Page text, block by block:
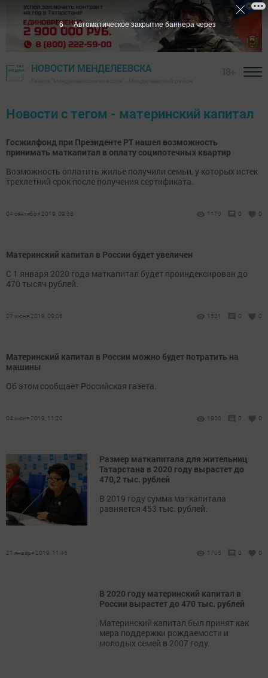
НОВОСТИ МЕНДЕЛЕЕВСКА
Новости с тегом - материнский капитал
Госжилфонд при Президенте РТ нашел возможность
принимать маткапитал в оплату соципотечных квартир
Возможность оплатить жилье получили семьи, у которых истек
трехлетний срок после получения сертификата.
04 сентября 2019, 09:38 1170 0 0
Материнский капитал в России будет увеличен
С 1 января 2020 года маткапитал будет проиндексирован до
470 тысяч рублей.
07 июня 2019, 09:06 1531 0 0
Материнский капитал в России можно будет потратить на
машины
Об этом сообщает Российская газета.
04 июня 2019, 11:20 1900 0 0
Размер маткапитала для жительниц
Татарстана в 2020 году вырастет до
470,2 тыс. рублей
В 2019 году сумма маткапитала
равняется 453 тыс. рублей.
21 января 2019, 11:46 1705 0 0
В 2020 году материнский капитал в
России вырастет до 470 тыс. рублей
Материнский капитал был принят как
мера поддержки рождаемости и
молодых семей в 2007 году.
5 Автоматическое закрытие баннера через